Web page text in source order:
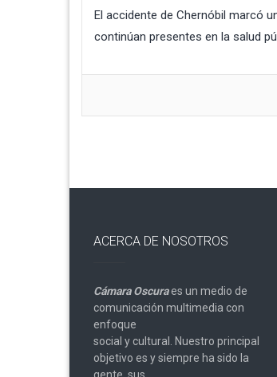
El accidente de Chernóbil marcó
continúan presentes en la salud
ACERCA DE NOSOTROS
Cámara Oscuraes un medio de
comunicación multimedia con
enfoque
social y cultural. Nuestro principal
objetivo es y siempre ha sido la